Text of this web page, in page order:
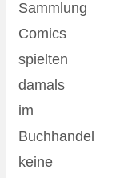
Comics
spielten
damals
im
Buchhandel
keine